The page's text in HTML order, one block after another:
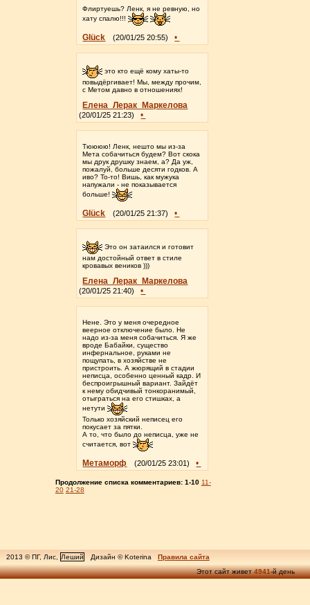
Флиртуешь? Ленк, я не ревную, но
хату спалю!!!
Glück (20/01/25 20:55) •
это кто ещё кому хаты-то
повыдёргивает! Мы, между прочим,
с Метом давно в отношениях!
Елена_Лерак_Маркелова
(20/01/25 21:23) •
Тюююю! Ленк, нешто мы из-за
Мета собачиться будем? Вот скока
мы друк друшку знаем, а? Да уж,
пожалуй, больше десяти годков. А
иво? То-то! Вишь, как мужука
напужали - не показывается
больше!
Glück (20/01/25 21:37) •
Это он затаился и готовит
нам достойный ответ в стиле
кровавых веников )))
Елена_Лерак_Маркелова
(20/01/25 21:40) •
Нене. Это у меня очередное
веерное отключение было. Не
надо из-за меня собачиться. Я же
вроде Бабайки, существо
инфернальное, руками не
пощупать, в хозяйстве не
пристроить. А жюрящий в стадии
неписца, особенно ценный кадр. И
беспроигрышный вариант. Зайдёт
к нему обидчивый тонкоранимый,
отыграться на его стишках, а
нетути
Только хозяйский неписец его
покусает за пятки.
А то, что было до неписца, уже не
считается, вот
Метаморф (20/01/25 23:01) •
Продолжение списка комментариев: 1-10 11-
20 21-28
2013 © ПГ, Лис, Леший Дизайн © Koterina
Правила сайта
Этот сайт живет4941-й день